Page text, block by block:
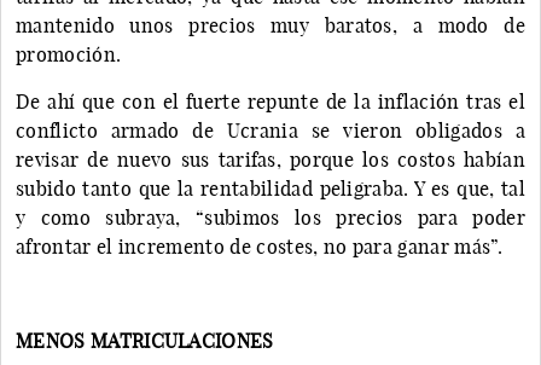
mantenido unos precios muy baratos, a modo de
promoción.
De ahí que con el fuerte repunte de la inflación tras el
conflicto armado de Ucrania se vieron obligados a
revisar de nuevo sus tarifas, porque los costos habían
subido tanto que la rentabilidad peligraba. Y es que, tal
y como subraya, “subimos los precios para poder
afrontar el incremento de costes, no para ganar más”.
MENOS MATRICULACIONES